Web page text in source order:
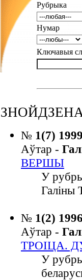
Рубрыка
Нумар
Ключавыя
№ 1(7)
Аўтар -
ВЕРШЫ
У
Галіны
№ 1(2)
Аўтар -
ТРОІЦА.
У